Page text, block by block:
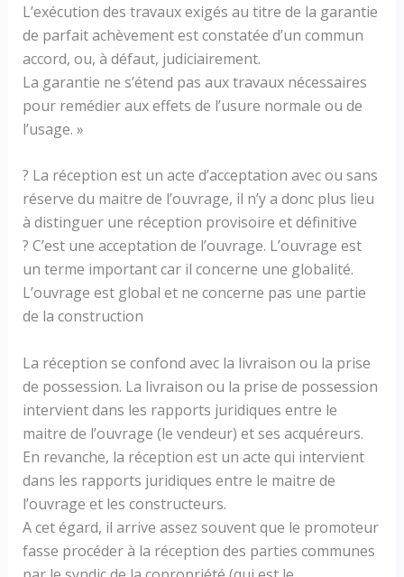
L’exécution des travaux exigés au titre de la garantie
de parfait achèvement est constatée d’un commun
accord, ou, à défaut, judiciairement.
La garantie ne s’étend pas aux travaux nécessaires
pour remédier aux effets de l’usure normale ou de
l’usage. »
? La réception est un acte d’acceptation avec ou sans
réserve du maitre de l’ouvrage, il n’y a donc plus lieu
à distinguer une réception provisoire et définitive
? C’est une acceptation de l’ouvrage. L’ouvrage est
un terme important car il concerne une globalité.
L’ouvrage est global et ne concerne pas une partie
de la construction
La réception se confond avec la livraison ou la prise
de possession. La livraison ou la prise de possession
intervient dans les rapports juridiques entre le
maitre de l’ouvrage (le vendeur) et ses acquéreurs.
En revanche, la réception est un acte qui intervient
dans les rapports juridiques entre le maitre de
l’ouvrage et les constructeurs.
A cet égard, il arrive assez souvent que le promoteur
fasse procéder à la réception des parties communes